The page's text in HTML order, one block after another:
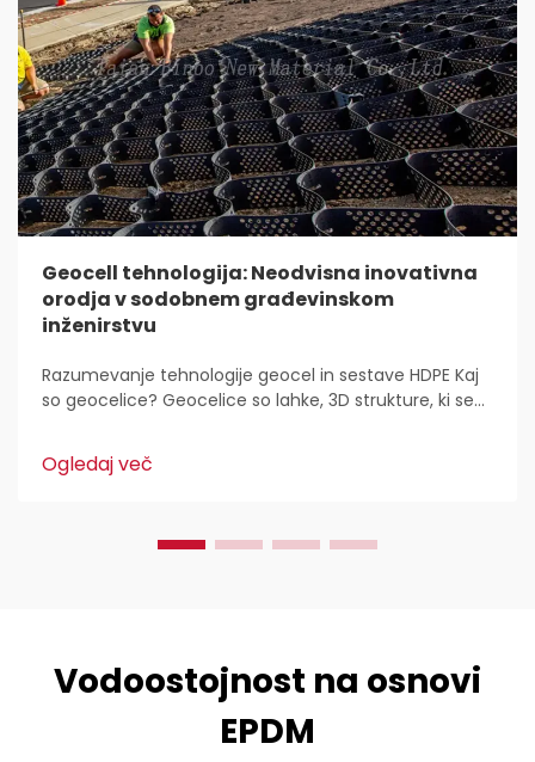
Geocell tehnologija: Neodvisna inovativna
orodja v sodobnem građevinskom
inženirstvu
Razumevanje tehnologije geocel in sestave HDPE Kaj
so geocelice? Geocelice so lahke, 3D strukture, ki se
gradbeništvu. Inženirji civilne zaščite jih imajo radi,
ker...
Ogledaj več
Vodoostojnost na osnovi
EPDM